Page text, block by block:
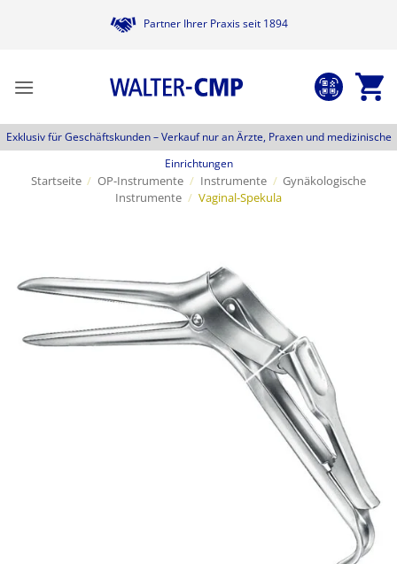
Partner Ihrer Praxis seit 1894
Exklusiv für Geschäftskunden –Verkauf nur an Ärzte, Praxen und medizinische
Einrichtungen
Startseite / OP-Instrumente / Instrumente / Gynäkologische
Instrumente / Vaginal-Spekula